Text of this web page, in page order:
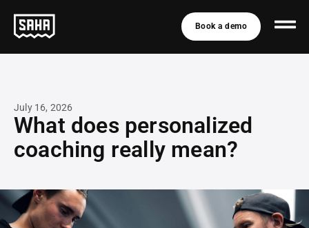
Book a demo
July 16, 2026
What does personalized
coaching really mean?